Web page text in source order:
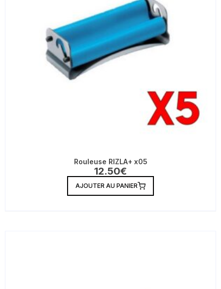
Rouleuse RIZLA+ x05
12.50€
AJOUTER AU PANIER